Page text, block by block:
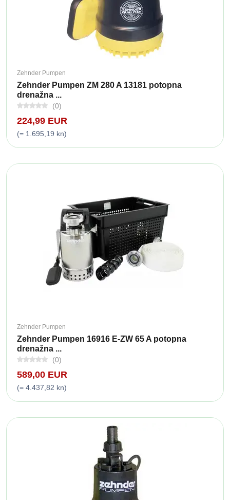
Zehnder Pumpen
Zehnder Pumpen ZM 280 A 13181 potopna
drenažna ...
(0)
224,99 EUR
(= 1.695,19 kn)
Zehnder Pumpen
Zehnder Pumpen 16916 E-ZW 65 A potopna
drenažna ...
(0)
589,00 EUR
(= 4.437,82 kn)